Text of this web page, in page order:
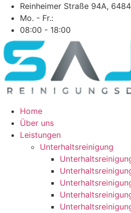
Zum
Inhalt
springen
Reinheimer Straße 94A,
Mo. - Fr.:
08:00 - 18:00
Home
Über uns
Leistungen
Unterhaltsreinigung